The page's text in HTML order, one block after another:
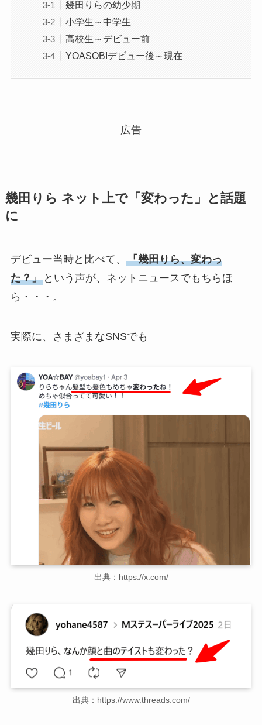
幾田りらの幼少期
小学生～中学生
高校生～デビュー前
YOASOBIデビュー後～現在
広告
幾田りら ネット上で「変わった」と話題
に
デビュー当時と比べて、 「幾田りら、変わっ
た？」という声が、ネットニュースでもちらほ
ら・・・。
実際に、さまざまなSNSでも
出典：https://x.com/
出典：https://www.threads.com/